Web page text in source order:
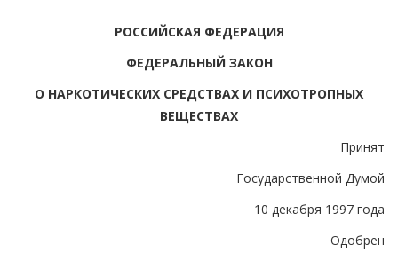
РОССИЙСКАЯ ФЕДЕРАЦИЯ
ФЕДЕРАЛЬНЫЙ ЗАКОН
О НАРКОТИЧЕСКИХ СРЕДСТВАХ И ПСИХОТРОПНЫХ
ВЕЩЕСТВАХ
Принят
Государственной Думой
10 декабря 1997 года
Одобрен